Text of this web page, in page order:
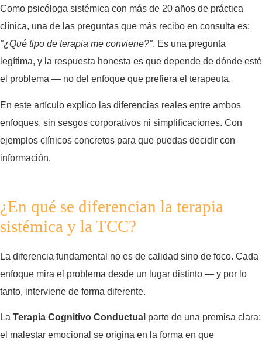
Como psicóloga sistémica con más de 20 años de práctica
clínica, una de las preguntas que más recibo en consulta es:
"¿Qué tipo de terapia me conviene?". Es una pregunta
legítima, y la respuesta honesta es que depende de dónde esté
el problema — no del enfoque que prefiera el terapeuta.
En este artículo explico las diferencias reales entre ambos
enfoques, sin sesgos corporativos ni simplificaciones. Con
ejemplos clínicos concretos para que puedas decidir con
información.
¿En qué se diferencian la terapia
sistémica y la TCC?
La diferencia fundamental no es de calidad sino de foco. Cada
enfoque mira el problema desde un lugar distinto — y por lo
tanto, interviene de forma diferente.
La Terapia Cognitivo Conductual parte de una premisa clara:
el malestar emocional se origina en la forma en que